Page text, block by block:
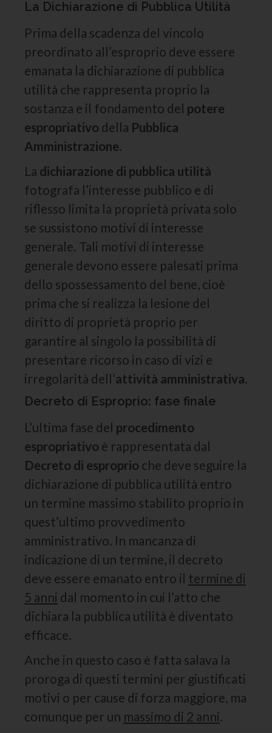
La Dichiarazione di Pubblica Utilità
Prima della scadenza del vincolo
preordinato all’esproprio deve essere
emanata la dichiarazione di pubblica
utilità che rappresenta proprio la
sostanza e il fondamento del potere
espropriativo della Pubblica
Amministrazione.
La dichiarazione di pubblica utilità
fotografa l’interesse pubblico e di
riflesso limita la proprietà privata solo
se sussistono motivi di interesse
generale. Tali motivi di interesse
generale devono essere palesati prima
dello spossessamento del bene, cioè
prima che si realizza la lesione del
diritto di proprietà proprio per
garantire al singolo la possibilità di
presentare ricorso in caso di vizi e
irregolarità dell’attività amministrativa.
Decreto di Esproprio: fase finale
L’ultima fase del procedimento
espropriativo è rappresentata dal
Decreto di esproprio che deve seguire la
dichiarazione di pubblica utilità entro
un termine massimo stabilito proprio in
quest’ultimo provvedimento
amministrativo. In mancanza di
indicazione di un termine, il decreto
deve essere emanato entro il termine di
5 anni dal momento in cui l’atto che
dichiara la pubblica utilità è diventato
efficace.
Anche in questo caso è fatta salava la
proroga di questi termini per giustificati
motivi o per cause di forza maggiore, ma
comunque per un massimo di 2 anni.